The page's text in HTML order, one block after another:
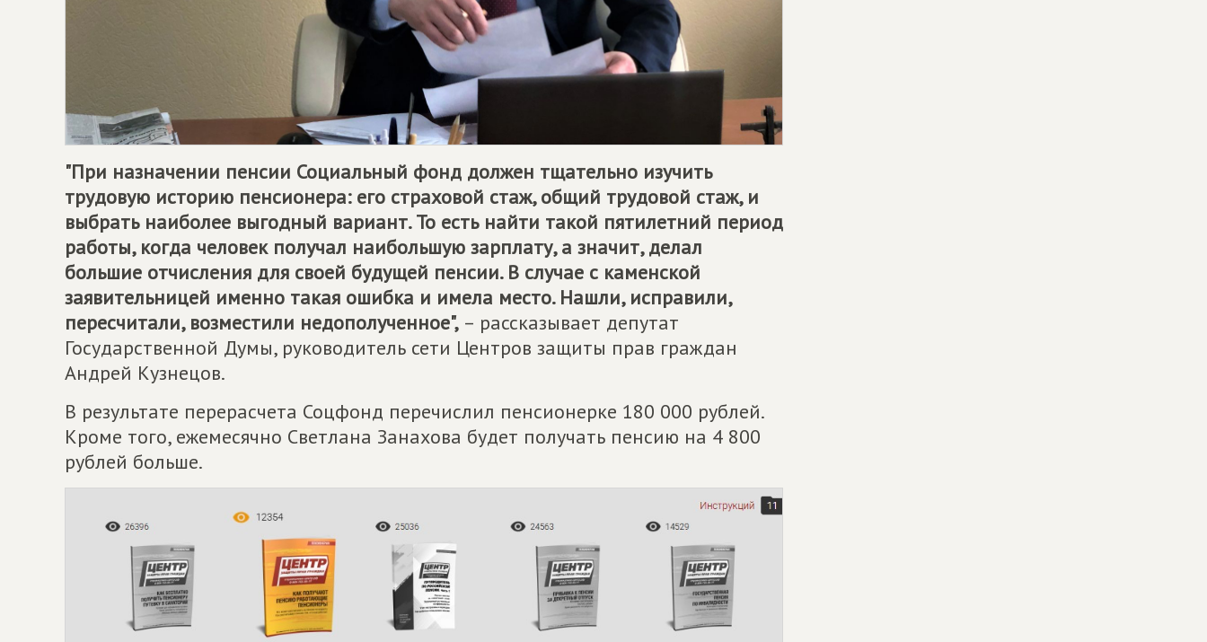
"При назначении пенсии Социальный фонд должен тщательно изучить
трудовую историю пенсионера: его страховой стаж, общий трудовой стаж, и
выбрать наиболее выгодный вариант. То есть найти такой пятилетний период
работы, когда человек получал наибольшую зарплату, а значит, делал
большие отчисления для своей будущей пенсии. В случае с каменской
заявительницей именно такая ошибка и имела место. Нашли, исправили,
пересчитали, возместили недополученное", – рассказывает депутат
Государственной Думы, руководитель сети Центров защиты прав граждан
Андрей Кузнецов.
В результате перерасчета Соцфонд перечислил пенсионерке 180 000 рублей.
Кроме того, ежемесячно Светлана Занахова будет получать пенсию на 4 800
рублей больше.